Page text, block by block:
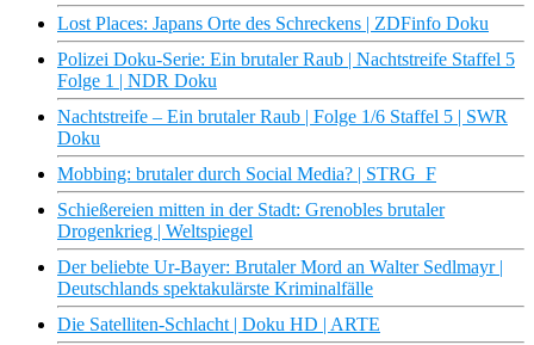
Lost Places: Japans Orte des Schreckens | ZDFinfo Doku
Polizei Doku-Serie: Ein brutaler Raub | Nachtstreife Staffel 5
Folge 1 | NDR Doku
Nachtstreife – Ein brutaler Raub | Folge 1/6 Staffel 5 | SWR
Doku
Mobbing: brutaler durch Social Media? | STRG_F
Schießereien mitten in der Stadt: Grenobles brutaler
Drogenkrieg | Weltspiegel
Der beliebte Ur-Bayer: Brutaler Mord an Walter Sedlmayr |
Deutschlands spektakulärste Kriminalfälle
Die Satelliten-Schlacht | Doku HD | ARTE